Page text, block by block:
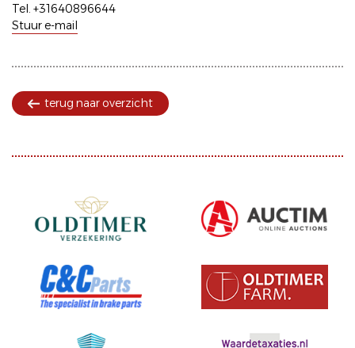
Tel. +31640896644
Stuur e-mail
terug naar overzicht